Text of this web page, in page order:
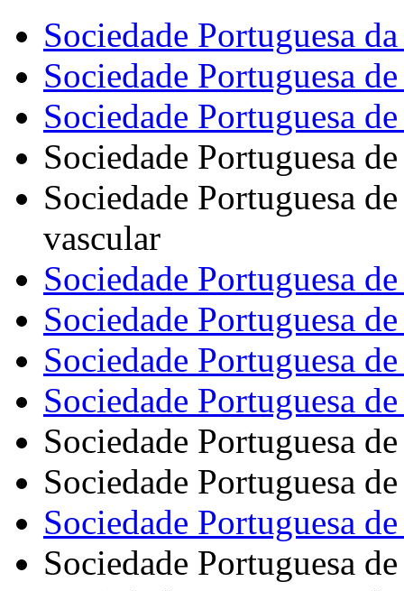
Sociedade Portuguesa
Sociedade Portuguesa
Sociedade Portuguesa
Sociedade Portuguesa
Sociedade Portuguesa
vascular
Sociedade Portuguesa
Sociedade Portuguesa
Sociedade Portuguesa
Sociedade Portuguesa
Sociedade Portuguesa
Sociedade Portuguesa
Sociedade Portuguesa
Sociedade Portuguesa